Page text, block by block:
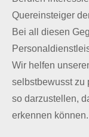
Quereinsteiger
Bei all diesen
Wir helfen
selbstbewusst zu
so darzustellen,
erkennen können.